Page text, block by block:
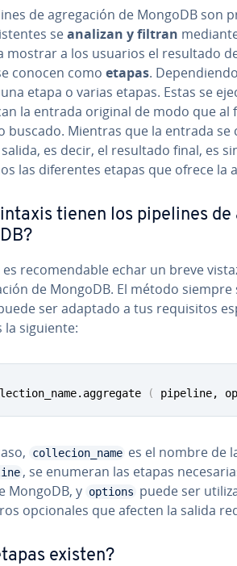
de agre­ga­ción de MongoDB son
seanalizan y filtran
mostrar a los usuarios el resultado
conocen como etapas.
etapa o varias etapas. Estas se
la entrada original de modo que al
buscado. Mientras que la entrada
es decir, el resultado final, es
las di­fe­re­n­tes etapas que ofrece la
tienen los pipelines de
re­co­me­n­da­ble echar un breve
de MongoDB. El método
ser adaptado a tus re­qui­si­tos
la siguiente:
( pipeline,
collecion_name es el nombre de
, se enumeran las etapas
MongoDB, y options puede ser
op­cio­na­les que afecten la salida
existen?